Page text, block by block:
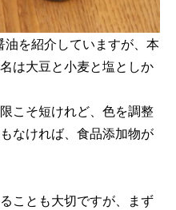
を紹介していますが、本
は大豆と小麦と塩としか
こそ短けれど、色を調整
なければ、食品添加物が
ことも大切ですが、まず